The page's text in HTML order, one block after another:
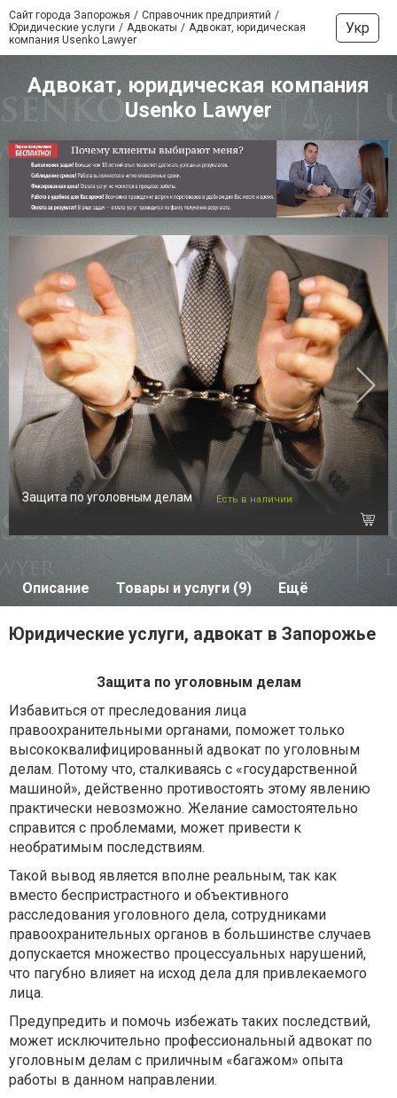
Сайт города Запорожья
Справочник предприятий
Юридические услуги
Адвокаты
Адвокат, юридическая
компания Usenko Lawyer
Укр
Адвокат, юридическая компания
Usenko Lawyer
Защита по уголовным делам Есть в наличии
Описание Товары и услуги (9) Ещё
Юридические услуги, адвокат в Запорожье
Защита по уголовным делам
Избавиться от преследования лица
правоохранительными органами, поможет только
высококвалифицированный адвокат по уголовным
делам. Потому что, сталкиваясь с «государственной
машиной», действенно противостоять этому явлению
практически невозможно. Желание самостоятельно
справится с проблемами, может привести к
необратимым последствиям.
Такой вывод является вполне реальным, так как
вместо беспристрастного и объективного
расследования уголовного дела, сотрудниками
правоохранительных органов в большинстве случаев
допускается множество процессуальных нарушений,
что пагубно влияет на исход дела для привлекаемого
лица.
Предупредить и помочь избежать таких последствий,
может исключительно профессиональный адвокат по
уголовным делам с приличным «багажом» опыта
работы в данном направлении.